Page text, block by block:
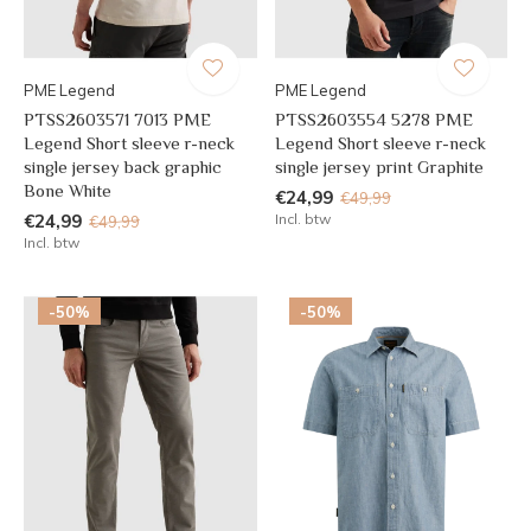
PME Legend
PTSS2603571 7013 PME
Legend Short sleeve r-neck
single jersey back graphic
Bone White
€24,99 €49,99
Incl. btw
PME Legend
PTSS2603554 5278 PME
Legend Short sleeve r-neck
single jersey print Graphite
€24,99 €49,99
Incl. btw
-50% -50%